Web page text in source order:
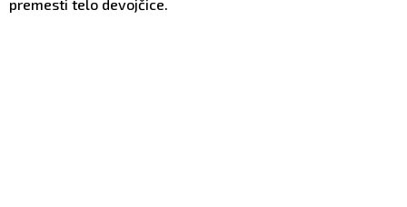
premesti telo devojčice.